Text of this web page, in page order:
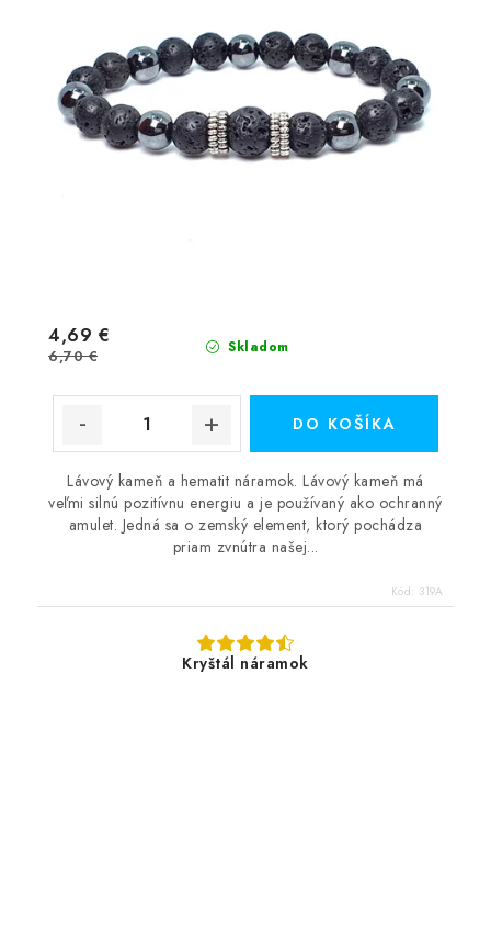
Skladom
4,69 €
6,70 €
DO KOŠÍKA
Lávový kameň a hematit náramok. Lávový kameň má
veľmi silnú pozitívnu energiu a je používaný ako ochranný
amulet. Jedná sa o zemský element, ktorý pochádza
priam zvnútra našej...
Kód: 319A
Kryštál náramok